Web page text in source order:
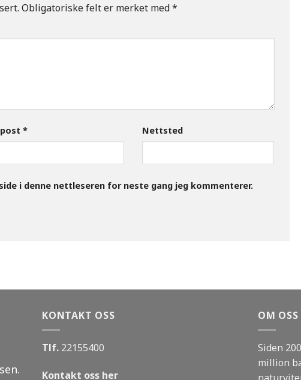
Obligatoriske felt er merket med*
* Nettsted
i denne nettleseren for neste gang jeg kommenterer.
KONTAKT OSS
Tlf. 22155400
Kontakt oss her
OM OSS
Siden
million